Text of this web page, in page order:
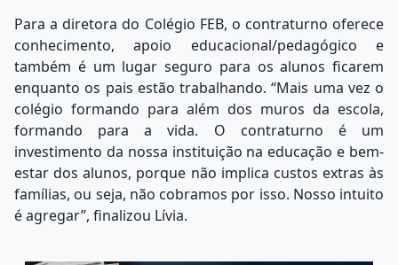
Para a diretora do Colégio FEB, o contraturno oferece
conhecimento, apoio educacional/pedagógico e
também é um lugar seguro para os alunos ficarem
enquanto os pais estão trabalhando. “Mais uma vez o
colégio formando para além dos muros da escola,
formando para a vida. O contraturno é um
investimento da nossa instituição na educação e bem-
estar dos alunos, porque não implica custos extras às
famílias, ou seja, não cobramos por isso. Nosso intuito
é agregar”, finalizou Lívia.